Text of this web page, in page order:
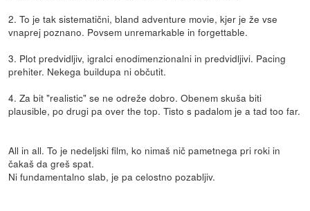
2. To je tak sistematični, bland adventure movie, kjer je že vse
vnaprej poznano. Povsem unremarkable in forgettable.
3. Plot predvidljiv, igralci enodimenzionalni in predvidljivi. Pacing
prehiter. Nekega buildupa ni občutit.
4. Za bit "realistic" se ne odreže dobro. Obenem skuša biti
plausible, po drugi pa over the top. Tisto s padalom je a tad too far.
All in all. To je nedeljski film, ko nimaš nič pametnega pri roki in
čakaš da greš spat.
Ni fundamentalno slab, je pa celostno pozabljiv.